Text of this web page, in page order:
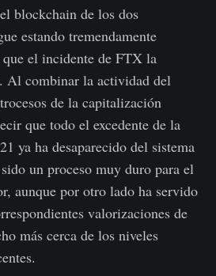
blockchain de los dos
estando tremendamente
el incidente de FTX la
Al combinar la actividad del
de la capitalización
que todo el excedente de la
ya ha desaparecido del sistema
un proceso muy duro para el
aunque por otro lado ha servido
valorizaciones de
más cerca de los niveles